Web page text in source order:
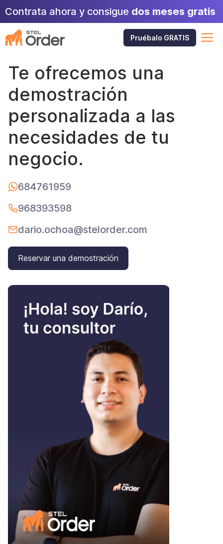
Saltar
contenido
Contrata ahora y consigue dos meses gratis
Pruébalo GRATIS
Te ofrecemos una
demostración
personalizada a las
necesidades de tu
negocio.
684761959
968393598
dario.ochoa@stelorder.com
Reservar una demostración